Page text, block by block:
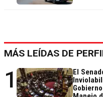
MÁS LEÍDAS DE
1
El